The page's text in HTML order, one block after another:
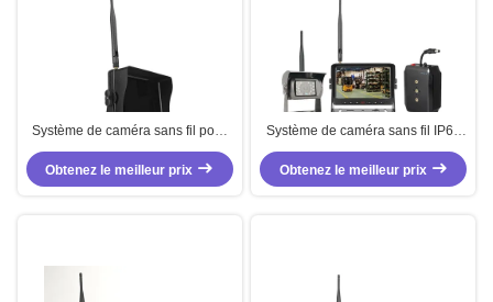
Système de caméra sans fil pour
chariot élévateur avec rapport
d'aspect 16:9, surveillance en
temps réel et enregistrement de
Obtenez le meilleur prix
Système de caméra sans fil IP67
imperméable à l'eau pour chariot
élévateur à fourche avec
puissance de sortie de
Obtenez le meilleur prix